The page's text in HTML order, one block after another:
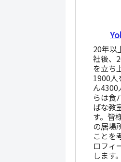
20年以
社後、
を立ち
1900人
ん4300
らは食
ばな教
す。皆
の居場
ことを
ロフィ
します。